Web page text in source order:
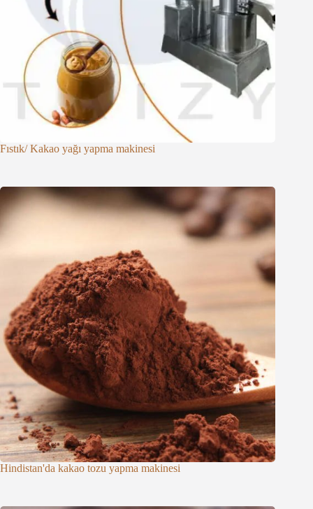
Fıstık/ Kakao yağı yapma makinesi
Hindistan'da kakao tozu yapma makinesi